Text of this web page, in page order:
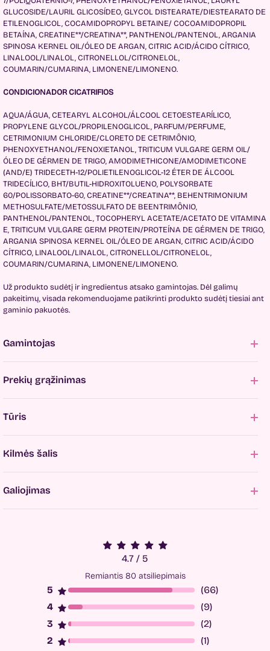
GLUCOSIDE/LAURIL GLICOSÍDEO, GLYCOL DISTEARATE/DIESTEARATO DE
ETILENOGLICOL, COCAMIDOPROPYL BETAINE/ COCOAMIDOPROPIL
BETAÍNA, CREATINE**/CREATINA**, PANTHENOL/PANTENOL, ARGANIA
SPINOSA KERNEL OIL/ÓLEO DE ARGAN, CITRIC ACID/ÁCIDO CÍTRICO,
LINALOOL/LINALOL, CITRONELLOL/CITRONELOL,
COUMARIN/CUMARINA, LIMONENE/LIMONENO.
CONDICIONADOR CICATRIFIOS
AQUA/ÁGUA, CETEARYL ALCOHOL/ÁLCOOL CETOESTEARÍLICO,
PROPYLENE GLYCOL/PROPILENOGLICOL, PARFUM/PERFUME,
CETRIMONIUM CHLORIDE/CLORETO DE CETRIMÔNIO,
PHENOXYETHANOL/FENOXIETANOL, TRITICUM VULGARE GERM OIL/
ÓLEO DE GÉRMEN DE TRIGO, AMODIMETHICONE/AMODIMETICONE
(AND/E) TRIDECETH-12/POLIETILENOGLICOL-12 ÉTER DE ÁLCOOL
TRIDECÍLICO, BHT/BUTIL-HIDROXITOLUENO, POLYSORBATE
60/POLISSORBATO-60, CREATINE**/CREATINA**, BEHENTRIMONIUM
METHOSULFATE/METOSSULFATO DE BEENTRIMÔNIO,
PANTHENOL/PANTENOL, TOCOPHERYL ACETATE/ACETATO DE VITAMINA
E, TRITICUM VULGARE GERM PROTEIN/PROTEÍNA DE GÉRMEN DE TRIGO,
ARGANIA SPINOSA KERNEL OIL/ÓLEO DE ARGAN, CITRIC ACID/ÁCIDO
CÍTRICO, LINALOOL/LINALOL, CITRONELLOL/CITRONELOL,
COUMARIN/CUMARINA, LIMONENE/LIMONENO.
Už produkto sudėtį ir ingredientus atsako gamintojas. Dėl galimų
pakeitimų, visada rekomenduojame patikrinti produkto sudėtį tiesiai ant
gaminio pakuotės.
Gamintojas
Prekių grąžinimas
Tūris
Kilmės šalis
Galiojimas
4.7 / 5
Remiantis 80 atsiliepimais
(66)
(9)
(2)
(1)